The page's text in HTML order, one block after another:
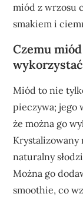
miód z wrzosu
smakiem i
Czemu
Miód to nie
pieczywa; jego
że można go
Krystalizowany
naturalny
Można go
smoothie, co